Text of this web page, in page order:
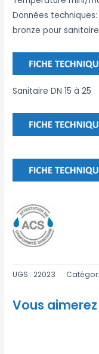
Données
bronze pour sanitaire
Sanitaire DN 15 à 25
UGS :22023
Vous